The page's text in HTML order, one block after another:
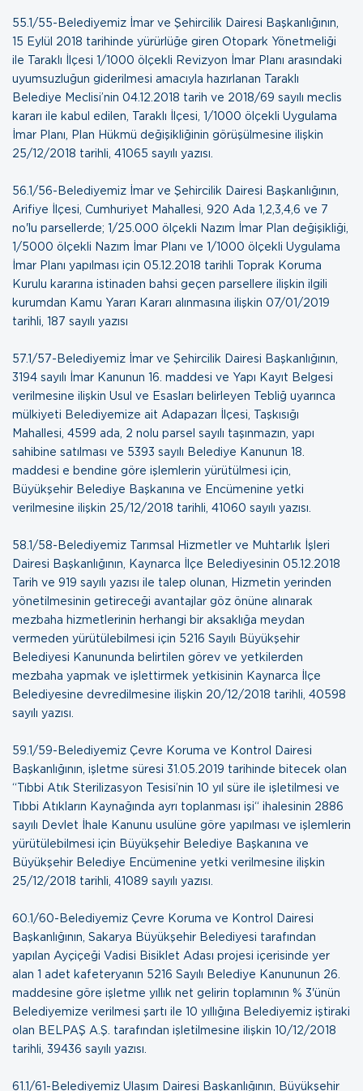
55.1/55-Belediyemiz İmar ve Şehircilik Dairesi Başkanlığının,
15 Eylül 2018 tarihinde yürürlüğe giren Otopark Yönetmeliği
ile Taraklı İlçesi 1/1000 ölçekli Revizyon İmar Planı arasındaki
uyumsuzluğun giderilmesi amacıyla hazırlanan Taraklı
Belediye Meclisi’nin 04.12.2018 tarih ve 2018/69 sayılı meclis
kararı ile kabul edilen, Taraklı İlçesi, 1/1000 ölçekli Uygulama
İmar Planı, Plan Hükmü değişikliğinin görüşülmesine ilişkin
25/12/2018 tarihli, 41065 sayılı yazısı
56.1/56-Belediyemiz İmar ve Şehircilik Dairesi Başkanlığının,
Arifiye İlçesi, Cumhuriyet Mahallesi, 920 Ada 1,2,3,4,6 ve 7
no'lu parsellerde; 1/25.000 ölçekli Nazım İmar Plan değişikliği,
1/5000 ölçekli Nazım İmar Planı ve 1/1000 ölçekli Uygulama
İmar Planı yapılması için 05.12.2018 tarihli Toprak Koruma
Kurulu kararına istinaden bahsi geçen parsellere ilişkin ilgili
kurumdan Kamu Yararı Kararı alınmasına ilişkin 07/01/2019
tarihli, 187 sayılı yazısı
57.1/57-Belediyemiz İmar ve Şehircilik Dairesi Başkanlığının,
3194 sayılı İmar Kanunun 16. maddesi ve Yapı Kayıt Belgesi
verilmesine ilişkin Usul ve Esasları belirleyen Tebliğ uyarınca
mülkiyeti Belediyemize ait Adapazarı İlçesi, Taşkısığı
Mahallesi, 4599 ada, 2 nolu parsel sayılı taşınmazın, yapı
sahibine satılması ve 5393 sayılı Belediye Kanunun 18.
maddesi e bendine göre işlemlerin yürütülmesi için,
Büyükşehir Belediye Başkanına ve Encümenine yetki
verilmesine ilişkin 25/12/2018 tarihli, 41060 sayılı yazısı
58.1/58-Belediyemiz Tarımsal Hizmetler ve Muhtarlık İşleri
Dairesi Başkanlığının, Kaynarca İlçe Belediyesinin 05.12.2018
Tarih ve 919 sayılı yazısı ile talep olunan, Hizmetin yerinden
yönetilmesinin getireceği avantajlar göz önüne alınarak
mezbaha hizmetlerinin herhangi bir aksaklığa meydan
vermeden yürütülebilmesi için 5216 Sayılı Büyükşehir
Belediyesi Kanununda belirtilen görev ve yetkilerden
mezbaha yapmak ve işlettirmek yetkisinin Kaynarca İlçe
Belediyesine devredilmesine ilişkin 20/12/2018 tarihli, 40598
sayılı yazısı
59.1/59-Belediyemiz Çevre Koruma ve Kontrol Dairesi
Başkanlığının, işletme süresi 31.05.2019 tarihinde bitecek olan
“Tıbbi Atık Sterilizasyon Tesisi’nin 10 yıl süre ile işletilmesi ve
Tıbbi Atıkların Kaynağında ayrı toplanması işi“ ihalesinin 2886
sayılı Devlet İhale Kanunu usulüne göre yapılması ve işlemlerin
yürütülebilmesi için Büyükşehir Belediye Başkanına ve
Büyükşehir Belediye Encümenine yetki verilmesine ilişkin
25/12/2018 tarihli, 41089 sayılı yazısı
60.1/60-Belediyemiz Çevre Koruma ve Kontrol Dairesi
Başkanlığının, Sakarya Büyükşehir Belediyesi tarafından
yapılan Ayçiçeği Vadisi Bisiklet Adası projesi içerisinde yer
alan 1 adet kafeteryanın 5216 Sayılı Belediye Kanununun 26.
maddesine göre işletme yıllık net gelirin toplamının % 3'ünün
Belediyemize verilmesi şartı ile 10 yıllığına Belediyemiz iştiraki
olan BELPAŞ A.Ş. tarafından işletilmesine ilişkin 10/12/2018
tarihli, 39436 sayılı yazısı
61.1/61-Belediyemiz Ulaşım Dairesi Başkanlığının, Büyükşehir